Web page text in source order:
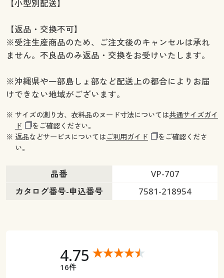
幅150×丈198(2枚組) ◎ 在庫あり
幅150×丈208(2枚組) ◎ 在庫あり
幅150×丈213(2枚組) ○ 在庫わずか
幅150×丈218(2枚組) ○ 在庫わずか
幅150×丈228(2枚組) ○ 在庫わずか
幅150×丈233(2枚組) ○ 在庫わずか
幅150×丈243(2枚組) ◎ 在庫あり
幅150×丈248(2枚組) ○ 在庫わずか
幅150×丈258(2枚組) ◎ 在庫あり
幅200×丈108(1枚物) ◎ 在庫あり
幅200×丈118(1枚物) ◎ 在庫あり
幅200×丈133(1枚物) ◎ 在庫あり
幅200×丈183(1枚物) ◎ 在庫あり
幅200×丈188(1枚物) ◎ 在庫あり
【小型別配送】
【返品・交換不可】
※受注生産商品のため、ご注文後のキャンセルは承れ
ません。不良品のみ返品・交換をお受けいたします。
※沖縄県や一部島しょ部など配送上の都合によりお届
けできない地域がございます。
※ サイズの測り方、衣料品のヌード寸法については共通サイズガイ
ド
をご確認ください。
※ 返品などサービスについてはご利用ガイド
をご確認くださ
い。
品番
VP-707
カタログ番号-申込番号
7581-218954
4.75
16件